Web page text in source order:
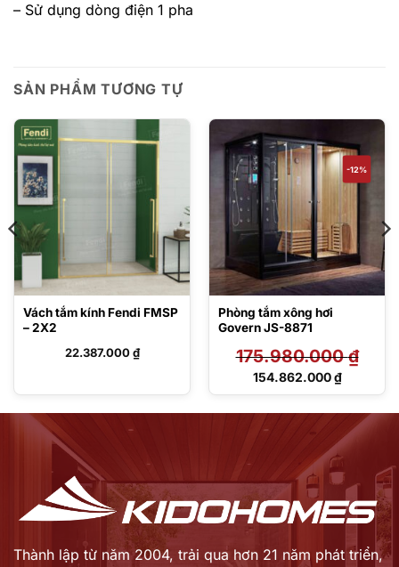
– Sử dụng dòng điện 1 pha
SẢN PHẨM TƯƠNG TỰ
Vách tắm kính Fendi FMSP
– 2X2
22.387.000₫
-12%
Phòng tắm xông hơi
Govern JS-8871
175.980.000₫
Giá
175.980.000 ₫.
154.862.000₫
Giá
154.862.000 ₫.
Thành lập từ năm 2004, trải qua hơn 21 năm phát triển,